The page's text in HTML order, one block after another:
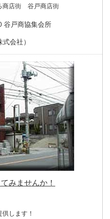
商店街 谷戸商店街
谷戸商協集会所
会社）
みませんか！
します！